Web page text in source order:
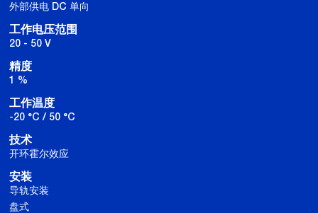
外部供电 DC 单向
工作电压范围
20 - 50 V
精度
1 %
工作温度
-20 °C / 50 °C
技术
开环霍尔效应
安装
导轨安装
盘式